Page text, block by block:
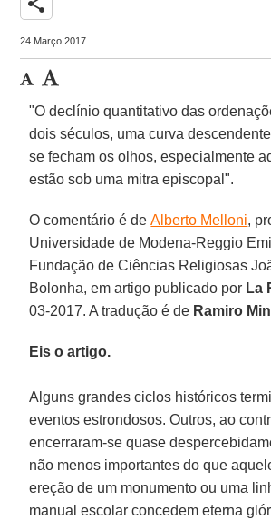
24 Março 2017
"O declínio quantitativo das
dois séculos, uma curva
se fecham os olhos, especialmente
estão sob uma mitra episcopal".
O comentário é deAlberto Melloni,
Universidade de Modena-Reggio
Fundação de Ciências Religiosas
Bolonha, em artigo publicado por La
03-2017. A tradução é de Ramiro
Eis o artigo.
Alguns grandes ciclos históricos
eventos estrondosos. Outros, ao
encerraram-se quase
não menos importantes do que
ereção de um monumento ou uma
manual escolar concedem eterna